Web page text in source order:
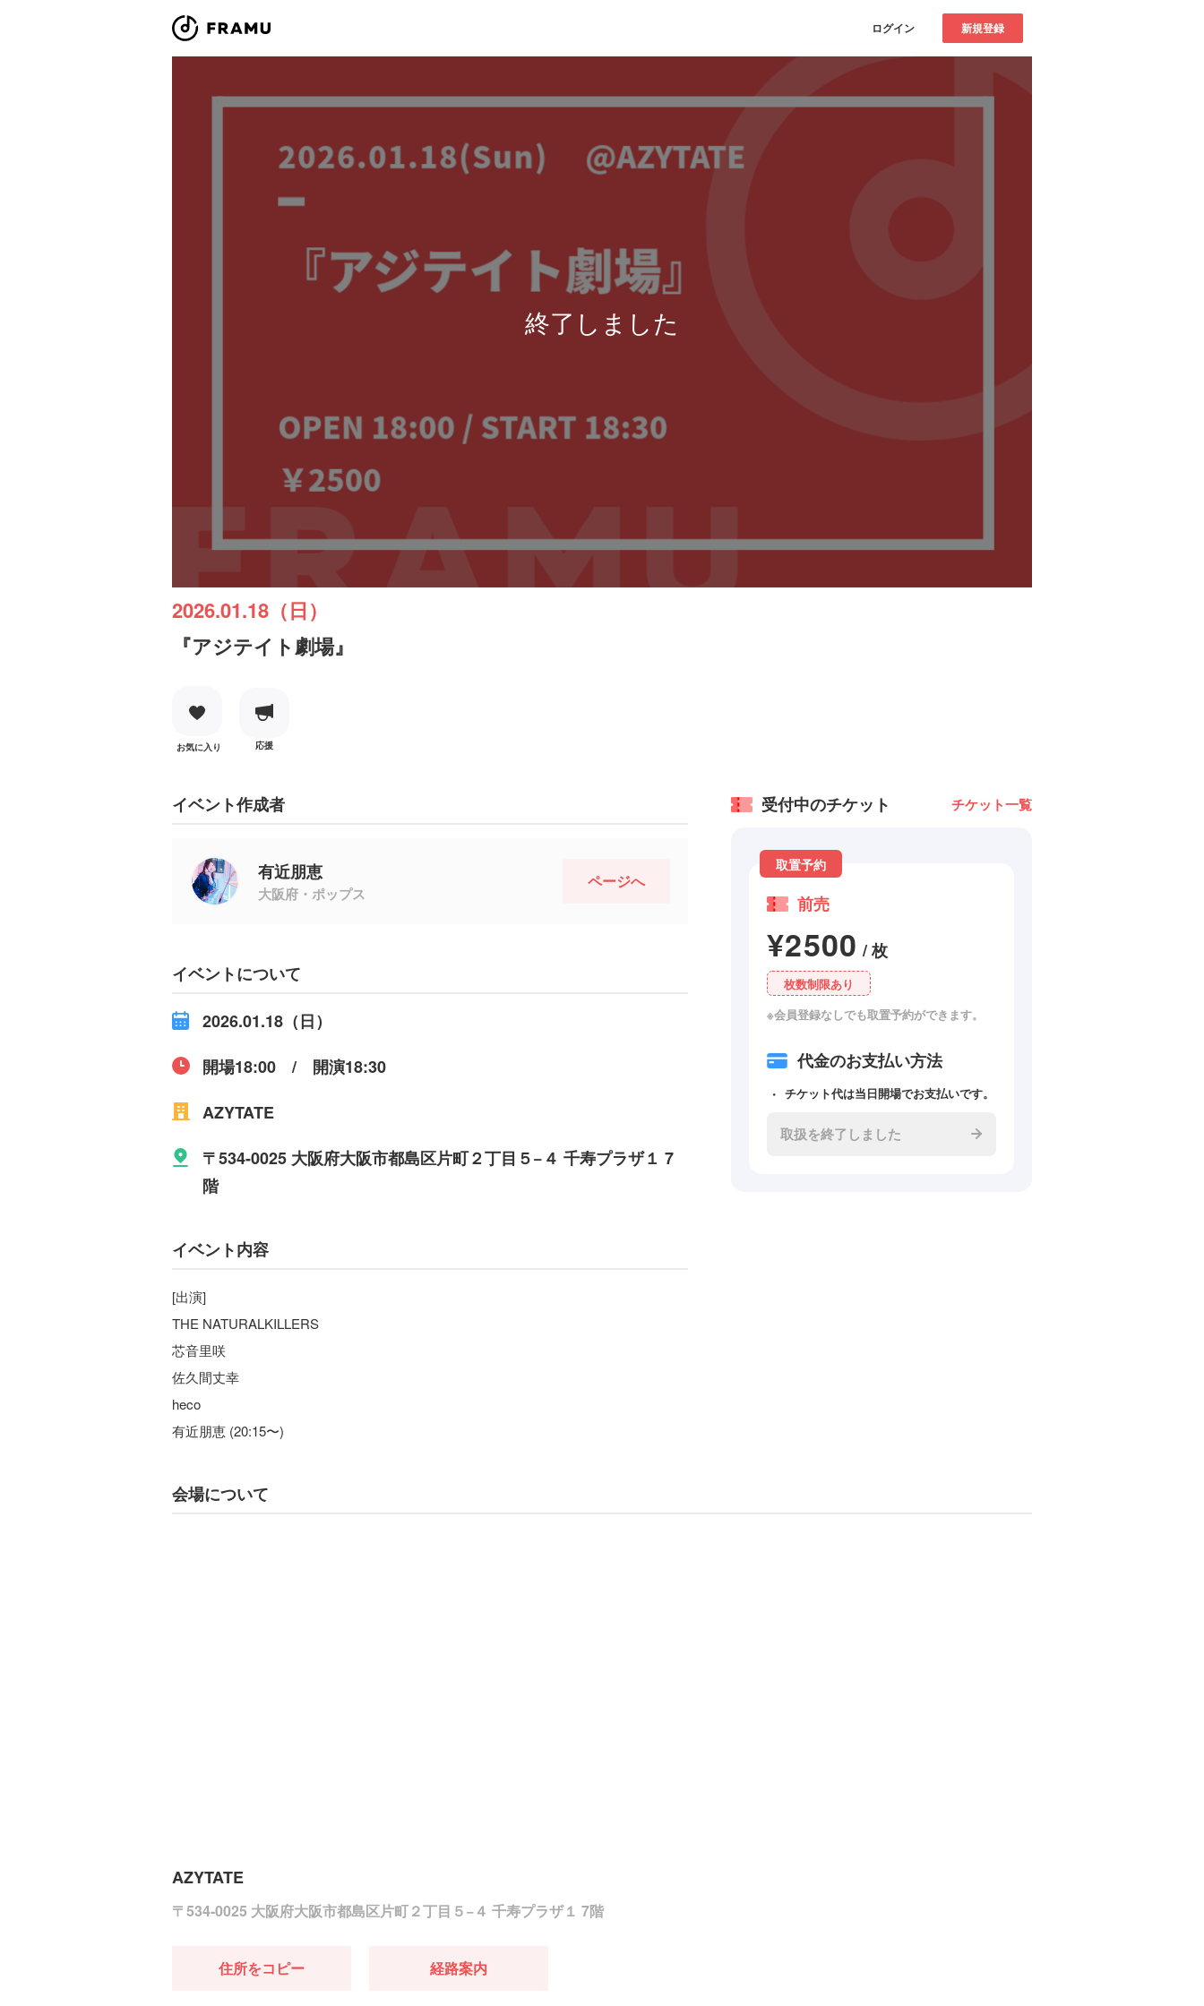
ログイン 新規登録
終了しました
2026.01.18（日）
『アジテイト劇場』
お気に入り 応援
イベント作成者
有近朋恵
大阪府・ポップス
ページへ
イベントについて
2026.01.18（日）
開場18:00 / 開演18:30
AZYTATE
〒534-0025 大阪府大阪市都島区片町２丁目５−４ 千寿プラザ１ 7
階
イベント内容
[出演]
THE NATURALKILLERS
芯音里咲
佐久間丈幸
heco
有近朋恵 (20:15〜)
受付中のチケット チケット一覧
取置予約
前売
¥2500 / 枚
枚数制限あり
※会員登録なしでも取置予約ができます。
代金のお支払い方法
チケット代は当日開場でお支払いです。
取扱を終了しました
会場について
AZYTATE
〒534-0025 大阪府大阪市都島区片町２丁目５−４ 千寿プラザ１ 7階
住所をコピー 経路案内